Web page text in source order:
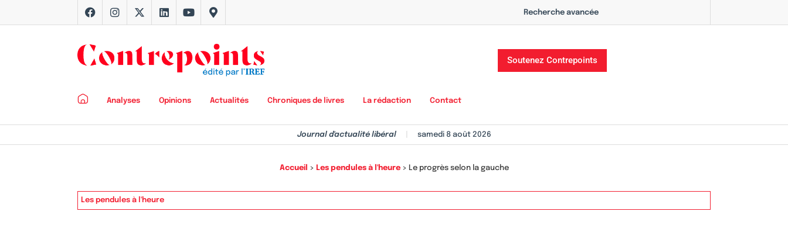
Recherche avancée
Soutenez Contrepoints
Analyses Opinions Actualités Chroniques de livres La rédaction Contact
Journal d'actualité libéral samedi 8 août 2026
Accueil > Les pendules à l'heure> Le progrès selon la gauche
Les pendules à l'heure